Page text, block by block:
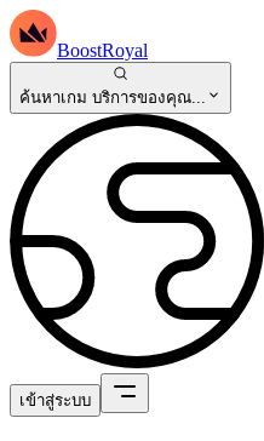
BoostRoyal
ค้นหาเกม บริการของคุณ...
เข้าสู่ระบบ